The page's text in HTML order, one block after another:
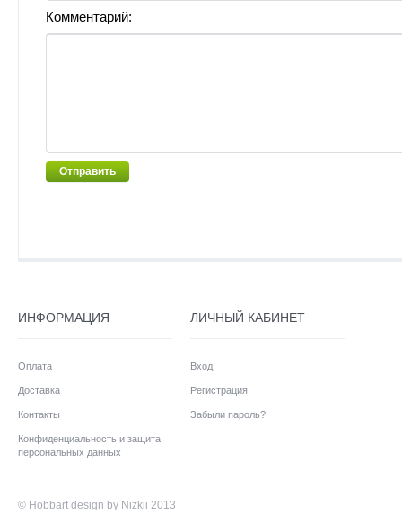
Комментарий:
Отправить
ИНФОРМАЦИЯ
Оплата
Доставка
Контакты
Конфиденциальность и защита
персональных данных
ЛИЧНЫЙ КАБИНЕТ
Вход
Регистрация
Забыли пароль?
© Hobbart design by Nizkii 2013